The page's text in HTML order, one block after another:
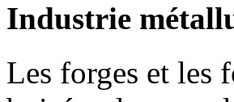
Industrie
Les forges et les